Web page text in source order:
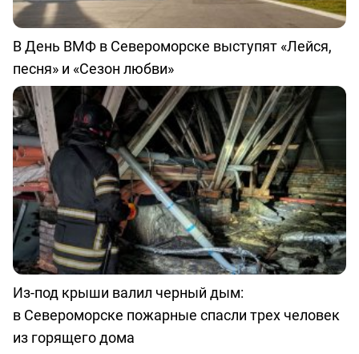
В День ВМФ в Североморске выступят «Лейся,
песня» и «Сезон любви»
Из-под крыши валил черный дым:
в Североморске пожарные спасли трех человек
из горящего дома